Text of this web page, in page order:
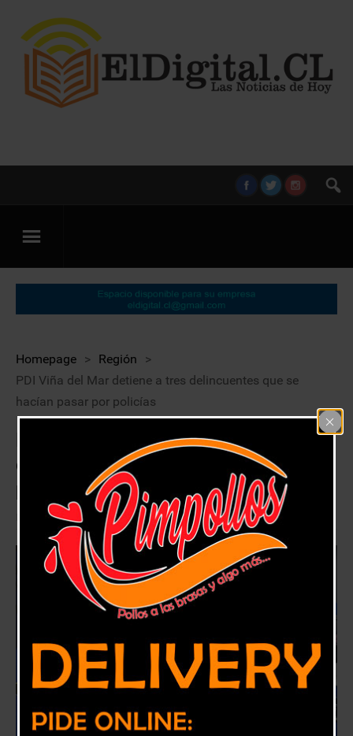
Homepage > Región
>
PDI Viña del Mar detiene a tres delincuentes que se
hacían pasar por policías
PDI Viña del Mar detiene a tres
delincuentes que se hacían pasar
por policías
9 diciembre, 2018 Región